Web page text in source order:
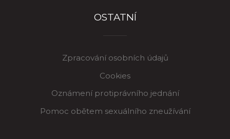
OSTATNÍ
Zpracování osobních údajů
Cookies
Oznámení protiprávního jednání
Pomoc obětem sexuálního zneužívání